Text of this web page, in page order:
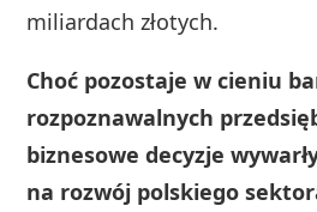
miliardach złotych.
Choć pozostaje w cieniu
rozpoznawalnych
biznesowe decyzje
na rozwój polskiego